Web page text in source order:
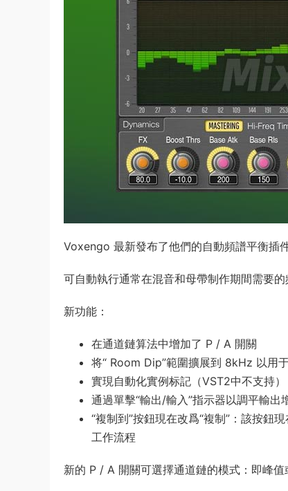
Voxengo 最新發布了他們的自動頻譜平衡插
可自動執行通常在混音和母帶制作期間需要
新功能：
在通道鏈算法中增加了 P / A 開關
将“ Room Dip”範圍擴展到 8kHz 以用
實現自動化實例标記（VST2中不支持）
通過單擊“輸出/輸入”指示器以調平輸出
“複制到”按鈕現在改爲“複制”：該按鈕
工作流程
新的 P / A 開關可選擇通道鏈的模式：即峰值